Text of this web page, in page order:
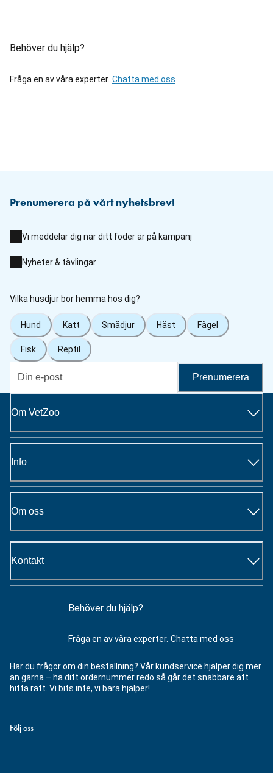
Behöver du hjälp?
Fråga en av våra experter. Chatta med oss
Prenumerera på vårt nyhetsbrev!
Vi meddelar dig när ditt foder är på kampanj
Nyheter & tävlingar
Vilka husdjur bor hemma hos dig?
Hund Katt Smådjur Häst Fågel
Fisk Reptil
Prenumerera
Om VetZoo
Info
Om oss
Kontakt
Behöver du hjälp?
Fråga en av våra experter. Chatta med oss
Har du frågor om din beställning? Vår kundservice hjälper dig mer
än gärna – ha ditt ordernummer redo så går det snabbare att
hitta rätt. Vi bits inte, vi bara hjälper!
Följ oss